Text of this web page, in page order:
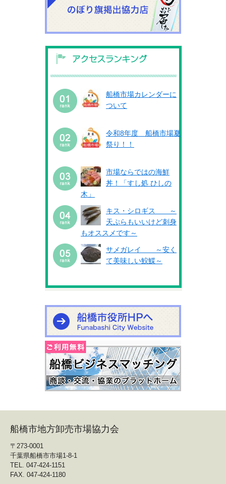
船橋市場カレンダーに
ついて
令和8年度 船橋市場夏
祭り！！
市場ならではの海鮮
丼！「すし処 ひしの
木」
キス・シロギス ～
天ぷらもいいけど刺身
もオススメです～
サメガレイ ～安く
て美味しい鮫鰈～
船橋市地方卸売市場協力会
〒273-0001
千葉県船橋市市場1-8-1
TEL. 047-424-1151
FAX. 047-424-1180